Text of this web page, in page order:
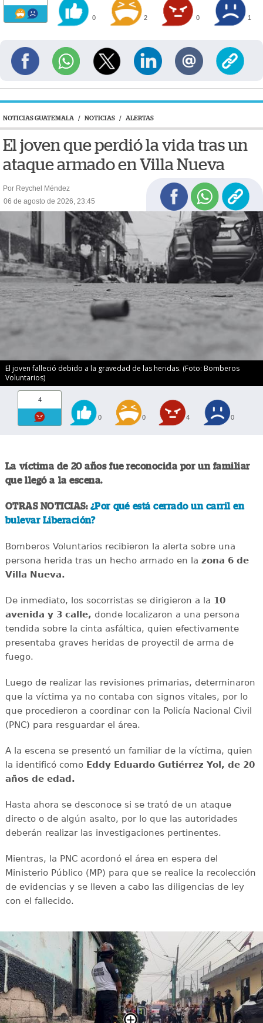
0 2 0 1
NOTICIAS GUATEMALA / NOTICIAS / ALERTAS
El joven que perdió la vida tras un
ataque armado en Villa Nueva
Por Reychel Méndez
06 de agosto de 2026, 23:45
El joven falleció debido a la gravedad de las heridas. (Foto: Bomberos
Voluntarios)
4
0 0 4 0
La víctima de 20 años fue reconocida por un familiar
que llegó a la escena.
OTRAS NOTICIAS: ¿Por qué está cerrado un carril en
bulevar Liberación?
Bomberos Voluntarios recibieron la alerta sobre una
persona herida tras un hecho armado en la zona 6 de
Villa Nueva.
De inmediato, los socorristas se dirigieron a la 10
avenida y 3 calle, donde localizaron a una persona
tendida sobre la cinta asfáltica, quien efectivamente
presentaba graves heridas de proyectil de arma de
fuego.
Luego de realizar las revisiones primarias, determinaron
que la víctima ya no contaba con signos vitales, por lo
que procedieron a coordinar con la Policía Nacional Civil
(PNC) para resguardar el área.
A la escena se presentó un familiar de la víctima, quien
la identificó como Eddy Eduardo Gutiérrez Yol, de 20
años de edad.
Hasta ahora se desconoce si se trató de un ataque
directo o de algún asalto, por lo que las autoridades
deberán realizar las investigaciones pertinentes.
Mientras, la PNC acordonó el área en espera del
Ministerio Público (MP) para que se realice la recolección
de evidencias y se lleven a cabo las diligencias de ley
con el fallecido.